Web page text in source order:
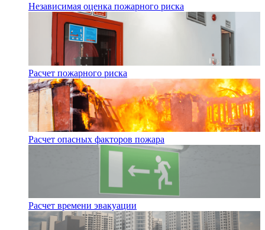
Независимая оценка пожарного риска
Расчет пожарного риска
Расчет опасных факторов пожара
Расчет времени эвакуации